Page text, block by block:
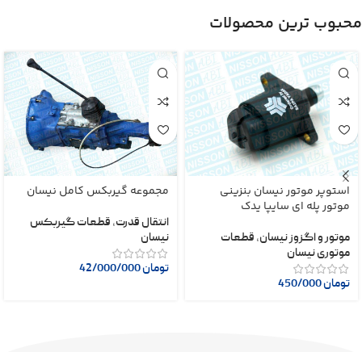
محبوب ترین محصولات
استوپر موتور نیسان بنزینی
موتور پله ای سایپا یدک
موتور و اگزوز نیسان, قطعات
موتوری نیسان
تومان
مجموعه گیربکس کامل نیسان
انتقال قدرت, قطعات گیربکس
نیسان
تومان